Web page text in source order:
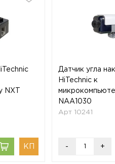
NXT
Датчик угла
HiTechnic к
NAA1030
Арт 10241
- +